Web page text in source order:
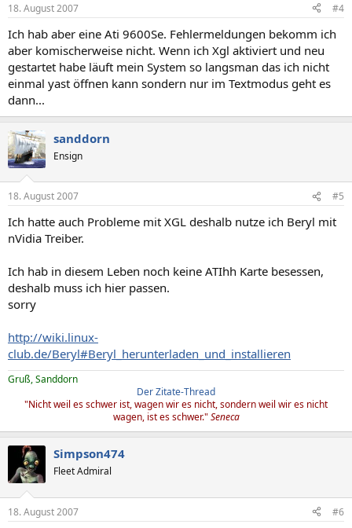
18. August 2007 #4
Ich hab aber eine Ati 9600Se. Fehlermeldungen bekomm ich
aber komischerweise nicht. Wenn ich Xgl aktiviert und neu
gestartet habe läuft mein System so langsman das ich nicht
einmal yast öffnen kann sondern nur im Textmodus geht es
dann...
sanddorn
Ensign
18. August 2007 #5
Ich hatte auch Probleme mit XGL deshalb nutze ich Beryl mit
nVidia Treiber.
Ich hab in diesem Leben noch keine ATIhh Karte besessen,
deshalb muss ich hier passen.
sorry
http://wiki.linux-
club.de/Beryl#Beryl_herunterladen_und_installieren
Gruß, Sanddorn
Der Zitate-Thread
"Nicht weil es schwer ist, wagen wir es nicht, sondern weil wir es nicht
wagen, ist es schwer." Seneca
Simpson474
Fleet Admiral
18. August 2007 #6